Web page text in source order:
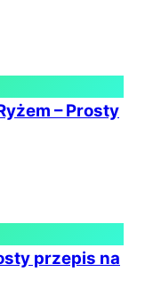
– Prosty
przepis na